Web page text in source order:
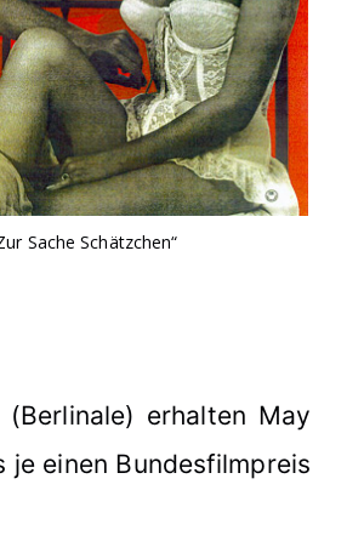
Sache Schätzchen“
erhalten May
je einen Bundesfilmpreis